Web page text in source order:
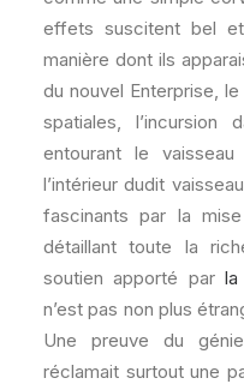
effets suscitent bel et
manière dont ils
du nouvel Enterprise,
spatiales, l’incursion
entourant le
l’intérieur dudit
fascinants par la
détaillant toute la
soutien apporté par
n’est pas non plus
Une preuve du
réclamait surtout une